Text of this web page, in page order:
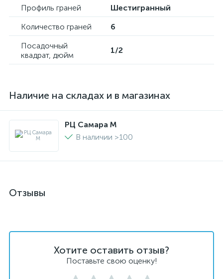
Профиль граней
Шестигранный
Количество граней
6
Посадочный
квадрат, дюйм
1/2
Наличие на складах и в магазинах
РЦ Самара M
В наличии >100
Отзывы
Хотите оставить отзыв?
Поставьте свою оценку!